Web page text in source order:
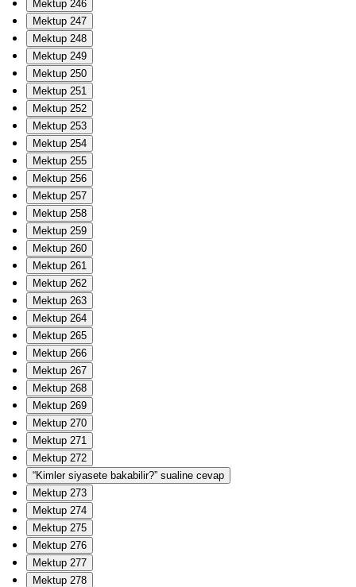
Mektup 246
Mektup 247
Mektup 248
Mektup 249
Mektup 250
Mektup 251
Mektup 252
Mektup 253
Mektup 254
Mektup 255
Mektup 256
Mektup 257
Mektup 258
Mektup 259
Mektup 260
Mektup 261
Mektup 262
Mektup 263
Mektup 264
Mektup 265
Mektup 266
Mektup 267
Mektup 268
Mektup 269
Mektup 270
Mektup 271
Mektup 272
“Kimler siyasete bakabilir?” sualine cevap
Mektup 273
Mektup 274
Mektup 275
Mektup 276
Mektup 277
Mektup 278